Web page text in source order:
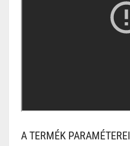
A TERMÉK PARAMÉTEREI